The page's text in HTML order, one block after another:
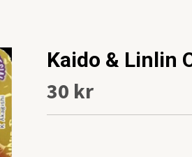
Kaido & Linlin
30 kr